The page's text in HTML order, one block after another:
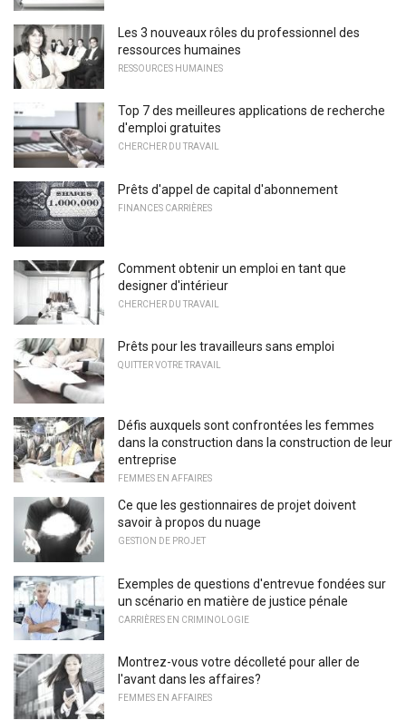
Les 3 nouveaux rôles du professionnel des
ressources humaines
RESSOURCES HUMAINES
Top 7 des meilleures applications de recherche
d'emploi gratuites
CHERCHER DU TRAVAIL
Prêts d'appel de capital d'abonnement
FINANCES CARRIÈRES
Comment obtenir un emploi en tant que
designer d'intérieur
CHERCHER DU TRAVAIL
Prêts pour les travailleurs sans emploi
QUITTER VOTRE TRAVAIL
Défis auxquels sont confrontées les femmes
dans la construction dans la construction de leur
entreprise
FEMMES EN AFFAIRES
Ce que les gestionnaires de projet doivent
savoir à propos du nuage
GESTION DE PROJET
Exemples de questions d'entrevue fondées sur
un scénario en matière de justice pénale
CARRIÈRES EN CRIMINOLOGIE
Montrez-vous votre décolleté pour aller de
l'avant dans les affaires?
FEMMES EN AFFAIRES